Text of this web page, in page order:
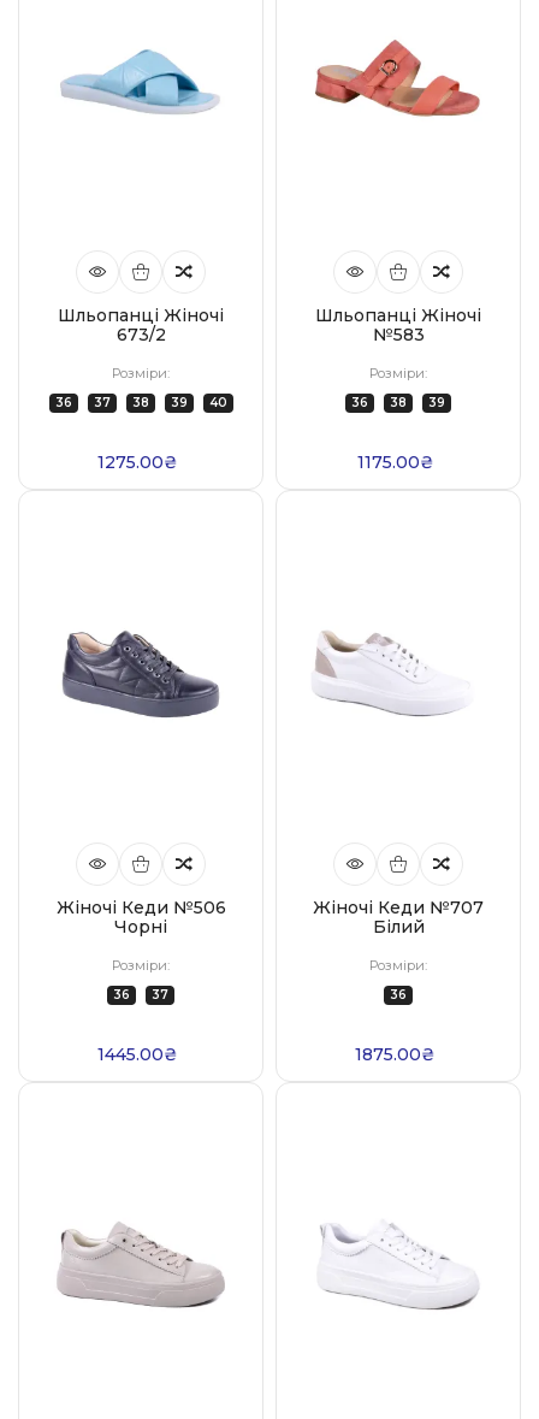
Шльопанці Жіночі
673/2
Розміри:
36 37 38 39 40
1275.00₴
Шльопанці Жіночі
№583
Розміри:
36 38 39
1175.00₴
Жіночі Кеди №506
Чорні
Розміри:
36 37
1445.00₴
Жіночі Кеди №707
Білий
Розміри:
36
1875.00₴